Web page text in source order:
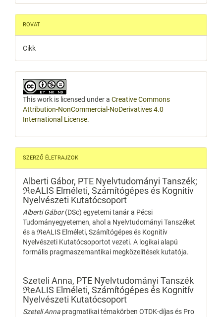
ROVAT
Cikk
This work is licensed under a Creative Commons
Attribution-NonCommercial-NoDerivatives 4.0
International License.
SZERZŐ ÉLETRAJZOK
Alberti Gábor, PTE Nyelvtudományi Tanszék;
ℜeALIS Elméleti, Számítógépes és Kognitív
Nyelvészeti Kutatócsoport
Alberti Gábor(DSc) egyetemi tanár a Pécsi
Tudományegyetemen, ahol a Nyelvtudományi Tanszéket
és a ℜeALIS Elméleti, Számítógépes és Kognitív
Nyelvészeti Kutatócsoportot vezeti. A logikai alapú
formális pragmaszemantikai megközelítések kutatója.
Szeteli Anna, PTE Nyelvtudományi Tanszék
ℜeALIS Elméleti, Számítógépes és Kognitív
Nyelvészeti Kutatócsoport
Szeteli Anna pragmatikai témakörben OTDK-díjas és Pro